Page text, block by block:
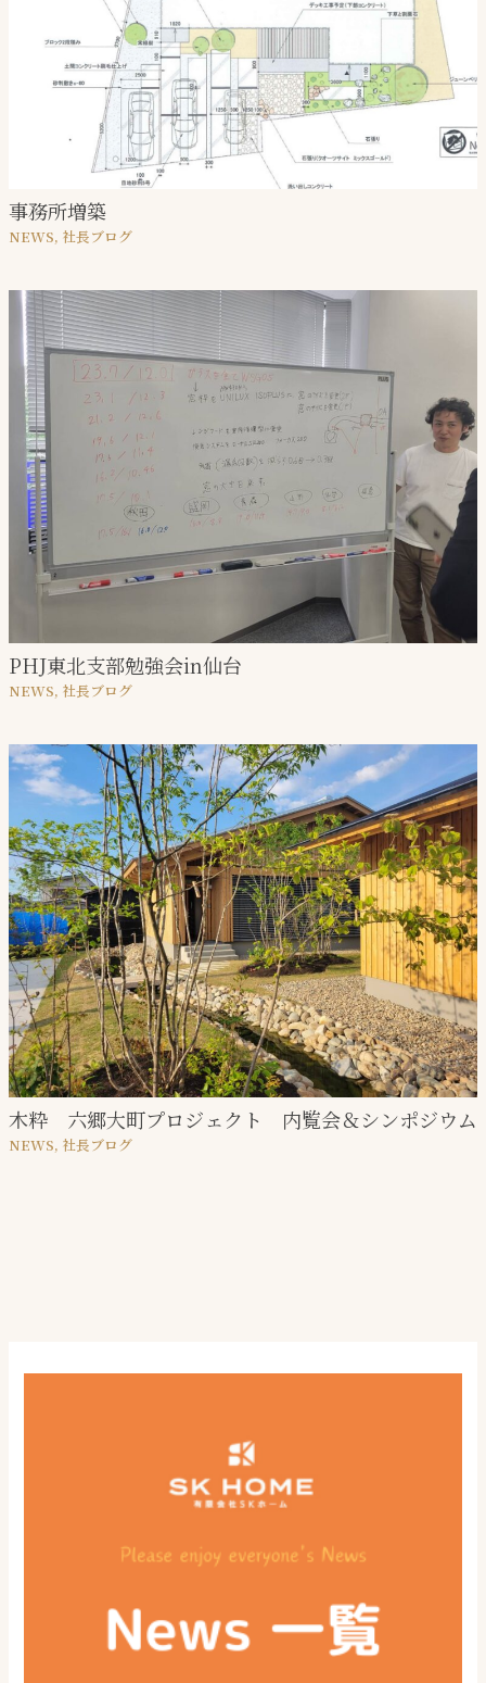
事務所増築
NEWS, 社⻑ブログ
PHJ東北支部勉強会in仙台
NEWS, 社⻑ブログ
木粋 六郷大町プロジェクト 内覧会＆シンポジウム
NEWS, 社⻑ブログ